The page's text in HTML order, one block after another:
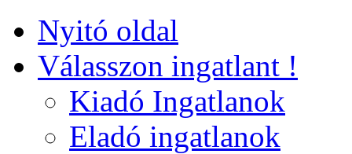
Nyitó oldal
Válasszon ingatlant !
Kiadó Ingatlanok
Eladó ingatlanok